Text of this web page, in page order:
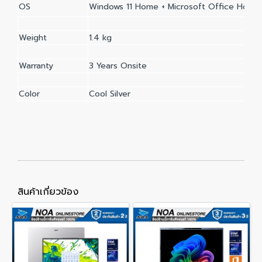
OS Windows 11 Home + Microsoft Office
Weight 1.4 kg
Warranty 3 Years Onsite
Color Cool Silver
สินค้าเกี่ยวข้อง